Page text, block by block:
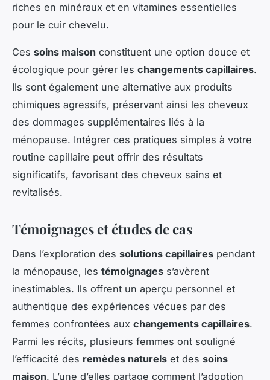
riches en minéraux et en vitamines essentielles
pour le cuir chevelu.
Ces soins maison constituent une option douce et
écologique pour gérer les changements capillaires.
Ils sont également une alternative aux produits
chimiques agressifs, préservant ainsi les cheveux
des dommages supplémentaires liés à la
ménopause. Intégrer ces pratiques simples à votre
routine capillaire peut offrir des résultats
significatifs, favorisant des cheveux sains et
revitalisés.
Témoignages et études de cas
Dans l’exploration des solutions capillaires pendant
la ménopause, les témoignages s’avèrent
inestimables. Ils offrent un aperçu personnel et
authentique des expériences vécues par des
femmes confrontées aux changements capillaires.
Parmi les récits, plusieurs femmes ont souligné
l’efficacité des remèdes naturels et des soins
maison. L’une d’elles partage comment l’adoption